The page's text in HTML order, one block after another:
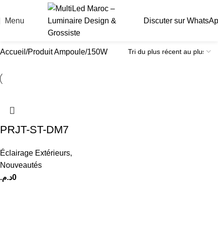
Menu Discuter sur
Accueil Produit Ampoule 150W
PRJT-ST-DM7
Éclairage Extérieurs,
Nouveautés
0د.م.